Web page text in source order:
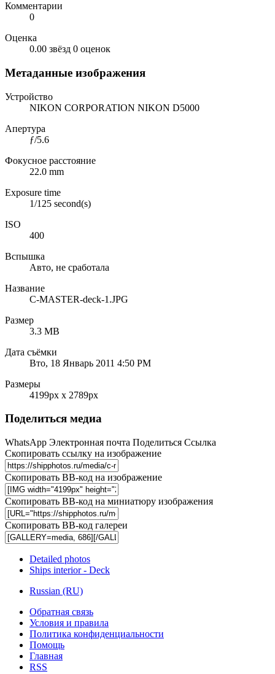
Комментарии
0
Оценка
0.00 звёзд 0 оценок
Метаданные изображения
Устройство
NIKON CORPORATION NIKON D5000
Апертура
ƒ/5.6
Фокусное расстояние
22.0 mm
Exposure time
1/125 second(s)
ISO
400
Вспышка
Авто, не сработала
Название
C-MASTER-deck-1.JPG
Размер
3.3 MB
Дата съёмки
Вто, 18 Январь 2011 4:50 PM
Размеры
4199px x 2789px
Поделиться медиа
WhatsApp Электронная почта Поделиться Ссылка
Скопировать ссылку на изображение
Скопировать BB-код на изображение
Скопировать BB-код на миниатюру изображения
Скопировать BB-код галереи
Detailed photos
Ships interior - Deck
Russian (RU)
Обратная связь
Условия и правила
Политика конфиденциальности
Помощь
Главная
RSS